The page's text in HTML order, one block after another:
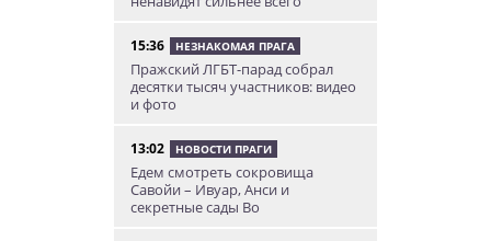
15:36 НЕЗНАКОМАЯ ПРАГА
Пражский ЛГБТ-парад собрал
десятки тысяч участников: видео
и фото
13:02 НОВОСТИ ПРАГИ
Едем смотреть сокровища
Савойи – Ивуар, Анси и
секретные сады Во